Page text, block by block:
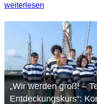
weiterlesen
„Wir werden groß! –
Entdeckungskurs“: